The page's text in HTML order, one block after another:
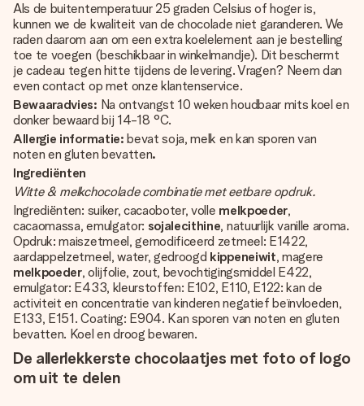
Als de buitentemperatuur 25 graden Celsius of hoger is,
kunnen we de kwaliteit van de chocolade niet garanderen. We
raden daarom aan om een extra koelelement aan je bestelling
toe te voegen (beschikbaar in winkelmandje). Dit beschermt
je cadeau tegen hitte tijdens de levering. Vragen? Neem dan
even contact op met onze klantenservice.
Bewaaradvies: Na ontvangst 10 weken houdbaar mits koel en
donker bewaard bij 14-18 °C.
Allergie informatie:bevat soja, melk en kan sporen van
noten en gluten bevatten.
Ingrediënten
Witte & melkchocolade combinatie met eetbare opdruk.
Ingrediënten: suiker, cacaoboter, volle melkpoeder,
cacaomassa, emulgator: sojalecithine, natuurlijk vanille aroma.
Opdruk: maiszetmeel, gemodificeerd zetmeel: E1422,
aardappelzetmeel, water, gedroogd kippeneiwit, magere
melkpoeder, olijfolie, zout, bevochtigingsmiddel E422,
emulgator: E433, kleurstoffen: E102, E110, E122: kan de
activiteit en concentratie van kinderen negatief beïnvloeden,
E133, E151. Coating: E904. Kan sporen van noten en gluten
bevatten. Koel en droog bewaren.
De allerlekkerste chocolaatjes met foto of logo
om uit te delen